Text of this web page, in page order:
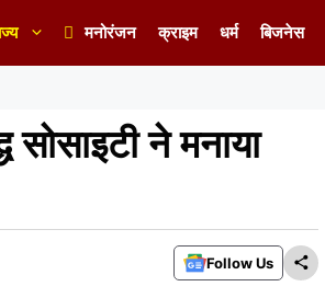
मनोरंजन क्राइम धर्म बिजनेस
ने मनाया
Follow Us